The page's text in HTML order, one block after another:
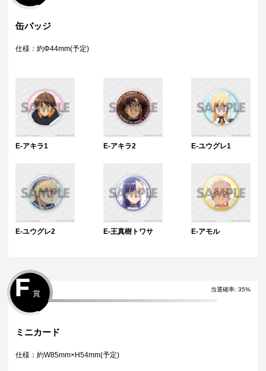
缶バッジ
仕様：約Φ44mm(予定)
E-アキラ1 E-アキラ2 E-ユウグレ1
E-ユウグレ2 E-王真樹トワサ E-アモル
当選確率: 35%
F 賞
ミニカード
仕様：約W85mm×H54mm(予定)